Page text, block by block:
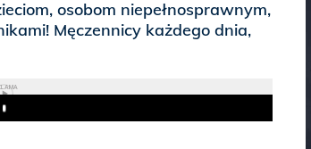
osobom niepełnosprawnym,
Męczennicy każdego dnia,
Play